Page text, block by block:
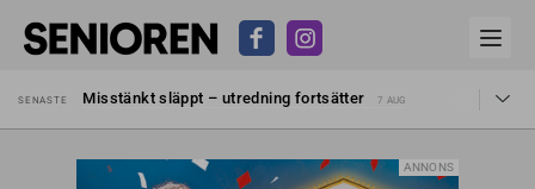
SENASTE
Misstänkt släppt – utredning fortsätter
7 AUG
Dom öppnar för rätt till garantipension
30 JUL
Snart kan telefonförsäljning förbjudas i Sverige
29 JUL
ANNONS